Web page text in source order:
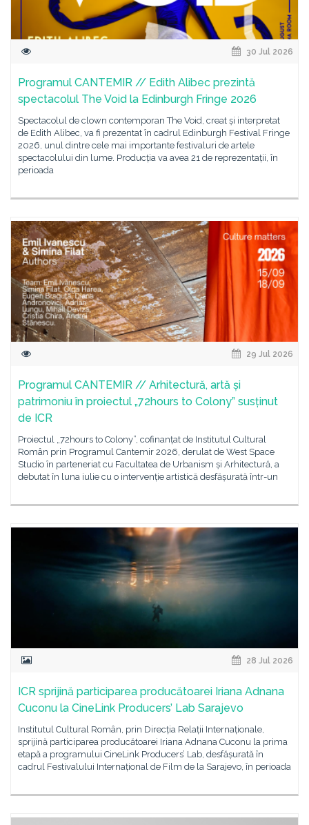
30 Jul 2026
Programul CANTEMIR // Edith Alibec prezintă
spectacolul The Void la Edinburgh Fringe 2026
Spectacolul de clown contemporan The Void, creat și interpretat
de Edith Alibec, va fi prezentat în cadrul Edinburgh Festival Fringe
2026, unul dintre cele mai importante festivaluri de artele
spectacolului din lume. Producția va avea 21 de reprezentații, în
perioada
29 Jul 2026
Programul CANTEMIR // Arhitectură, artă și
patrimoniu în proiectul „72hours to Colony” susținut
de ICR
Proiectul „72hours to Colony”, cofinanțat de Institutul Cultural
Român prin Programul Cantemir 2026, derulat de West Space
Studio în parteneriat cu Facultatea de Urbanism și Arhitectură, a
debutat în luna iulie cu o intervenție artistică desfășurată într-un
28 Jul 2026
ICR sprijină participarea producătoarei Iriana Adnana
Cuconu la CineLink Producers’ Lab Sarajevo
Institutul Cultural Român, prin Direcția Relații Internaționale,
sprijină participarea producătoarei Iriana Adnana Cuconu la prima
etapă a programului CineLink Producers’ Lab, desfășurată în
cadrul Festivalului Internațional de Film de la Sarajevo, în perioada